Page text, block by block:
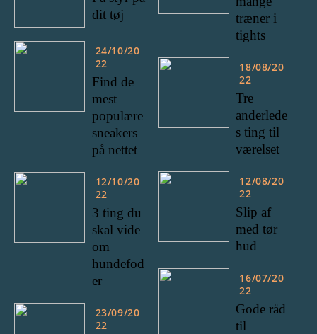
dit tøj
24/10/20
22
Find de
mest
populære
sneakers
på nettet
12/10/20
22
3 ting du
skal vide
om
hundefod
er
23/09/20
22
træner i
tights
18/08/20
22
Tre
anderlede
s ting til
værelset
12/08/20
22
Slip af
med tør
hud
16/07/20
22
Gode råd
til